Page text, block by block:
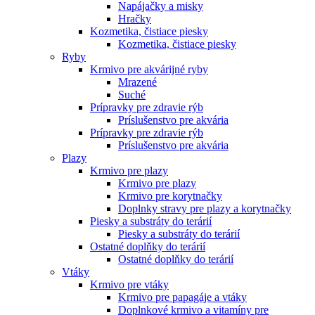
Napájačky a misky
Hračky
Kozmetika, čistiace piesky
Kozmetika, čistiace piesky
Ryby
Krmivo pre akvárijné ryby
Mrazené
Suché
Prípravky pre zdravie rýb
Príslušenstvo pre akvária
Prípravky pre zdravie rýb
Príslušenstvo pre akvária
Plazy
Krmivo pre plazy
Krmivo pre plazy
Krmivo pre korytnačky
Doplnky stravy pre plazy a korytnačky
Piesky a substráty do terárií
Piesky a substráty do terárií
Ostatné doplňky do terárií
Ostatné doplňky do terárií
Vtáky
Krmivo pre vtáky
Krmivo pre papagáje a vtáky
Doplnkové krmivo a vitamíny pre